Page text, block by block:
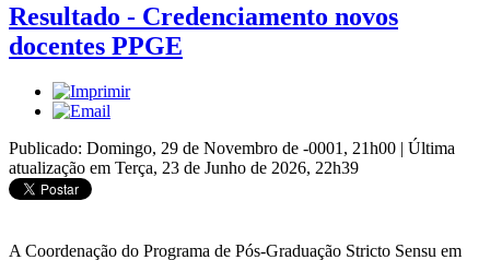
Resultado - Credenciamento novos
docentes PPGE
Publicado: Domingo, 29 de Novembro de -0001, 21h00 | Última
atualização em Terça, 23 de Junho de 2026, 22h39
A Coordenação do Programa de Pós-Graduação Stricto Sensu em